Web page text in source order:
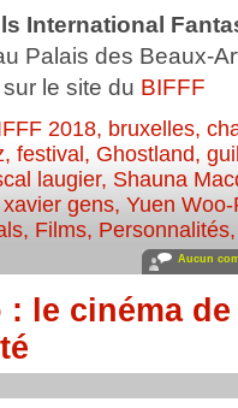
International
Palais des Beaux-
le site du BIFFF
2018, bruxelles,
,festival , Ghostland,
laugier, Shauna
xavier gens,Yuen
, Films,
Aucun
: le cinéma